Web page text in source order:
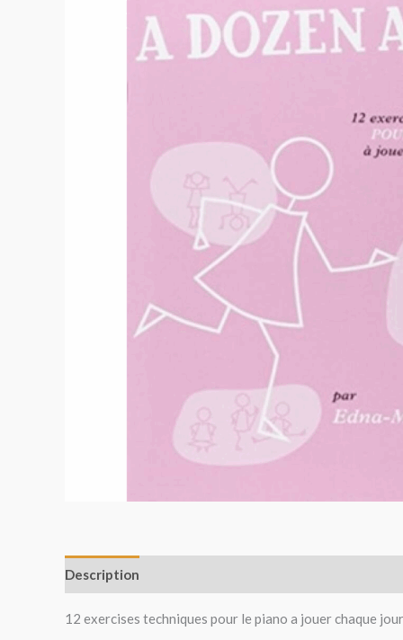
Description
12 exercises techniques pour le piano a jouer chaque